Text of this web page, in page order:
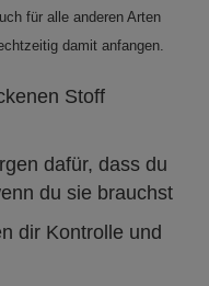
für alle anderen Arten
damit anfangen.
Stoff
dafür, dass du
du sie brauchst
dir Kontrolle und